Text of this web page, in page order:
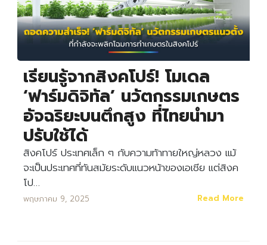
เรียนรู้จากสิงคโปร์! โมเดล
‘ฟาร์มดิจิทัล’ นวัตกรรมเกษตร
อัจฉริยะบนตึกสูง ที่ไทยนำมา
ปรับใช้ได้
สิงคโปร์ ประเทศเล็ก ๆ กับความท้าทายใหญ่หลวง แม้
จะเป็นประเทศที่ทันสมัยระดับแนวหน้าของเอเชีย แต่สิงค
โป…
พฤษภาคม 9, 2025 Read More